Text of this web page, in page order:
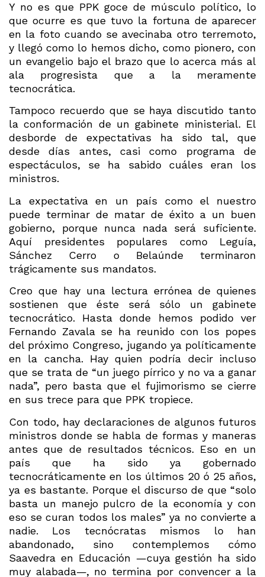
Y no es que PPK goce de músculo político, lo
que ocurre es que tuvo la fortuna de aparecer
en la foto cuando se avecinaba otro terremoto,
y llegó como lo hemos dicho, como pionero, con
un evangelio bajo el brazo que lo acerca más al
ala progresista que a la meramente
tecnocrática.
Tampoco recuerdo que se haya discutido tanto
la conformación de un gabinete ministerial. El
desborde de expectativas ha sido tal, que
desde días antes, casi como programa de
espectáculos, se ha sabido cuáles eran los
ministros.
La expectativa en un país como el nuestro
puede terminar de matar de éxito a un buen
gobierno, porque nunca nada será suficiente.
Aquí presidentes populares como Leguía,
Sánchez Cerro o Belaúnde terminaron
trágicamente sus mandatos.
Creo que hay una lectura errónea de quienes
sostienen que éste será sólo un gabinete
tecnocrático. Hasta donde hemos podido ver
Fernando Zavala se ha reunido con los popes
del próximo Congreso, jugando ya políticamente
en la cancha. Hay quien podría decir incluso
que se trata de “un juego pírrico y no va a ganar
nada”, pero basta que el fujimorismo se cierre
en sus trece para que PPK tropiece.
Con todo, hay declaraciones de algunos futuros
ministros donde se habla de formas y maneras
antes que de resultados técnicos. Eso en un
país que ha sido ya gobernado
tecnocráticamente en los últimos 20 ó 25 años,
ya es bastante. Porque el discurso de que “solo
basta un manejo pulcro de la economía y con
eso se curan todos los males” ya no convierte a
nadie. Los tecnócratas mismos lo han
abandonado, sino contemplemos cómo
Saavedra en Educación —cuya gestión ha sido
muy alabada—, no termina por convencer a la